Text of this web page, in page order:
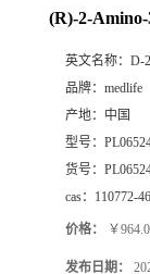
(R)-2-
英文名称： D-
品牌： medlife
产地： 中国
型号：
货号：
cas： 110772-
价格： ￥
发布日期：